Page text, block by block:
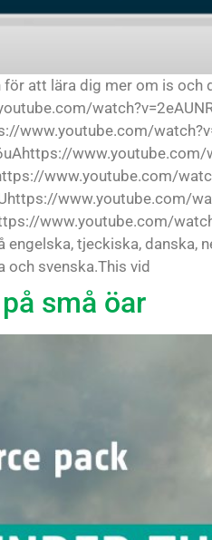
att lära dig mer om is och
www.youtube.com/
www.youtube.com/
www.youtube.com/
www.youtube.com/
www.youtube.com/
tjeckiska, danska,
och svenska.This vid
små öar